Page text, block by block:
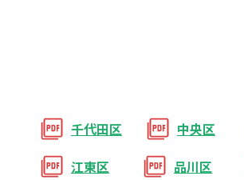
千代田区 中央区
江東区
品川区